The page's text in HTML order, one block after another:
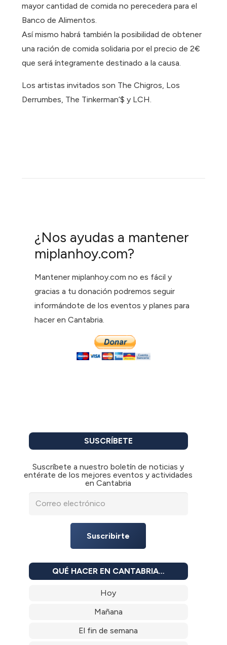
mayor cantidad de comida no perecedera para el
Banco de Alimentos.
Así mismo habrá también la posibilidad de obtener
una ración de comida solidaria por el precio de 2€
que será íntegramente destinado a la causa.
Los artistas invitados son The Chigros, Los
Derrumbes, The Tinkerman’$ y LCH.
¿Nos ayudas a mantener
miplanhoy.com?
Mantener miplanhoy.com no es fácil y
gracias a tu donación podremos seguir
informándote de los eventos y planes para
hacer en Cantabria.
SUSCRÍBETE
Suscríbete a nuestro boletín de noticias y
entérate de los mejores eventos y actividades
en Cantabria
Suscribirte
QUÉ HACER EN CANTABRIA…
Hoy
Mañana
El fin de semana